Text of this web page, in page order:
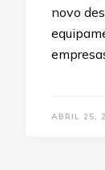
novo
ABRIL 25,